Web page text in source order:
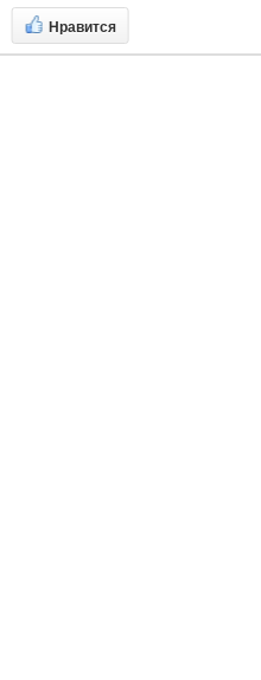
Нравится